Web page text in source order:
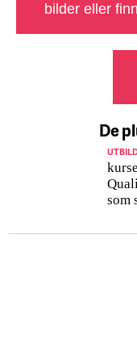
bilder eller
De
som